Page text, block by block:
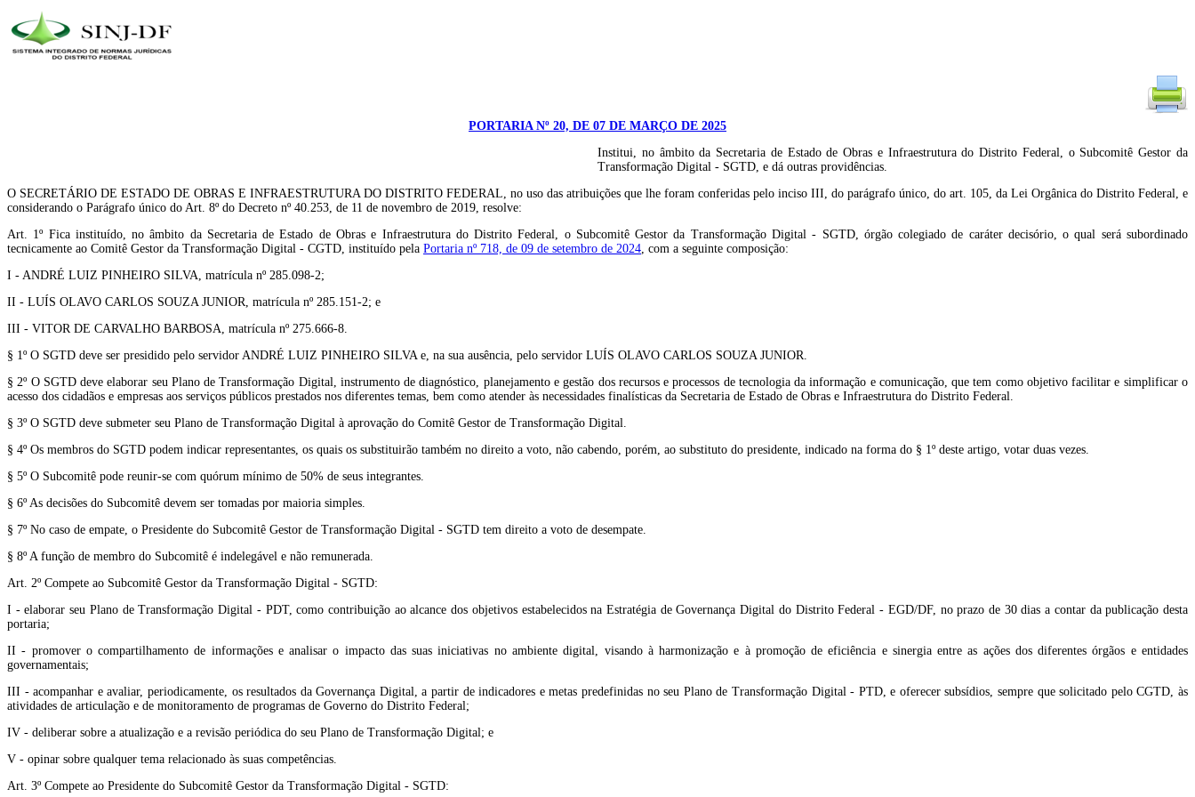
PORTARIA Nº 20, DE 07 DE MARÇO DE 2025
Institui, no âmbito da Secretaria de Estado de Obras e Infraestrutura do Distrito Federal, o Subcomitê Gestor da
Transformação Digital - SGTD, e dá outras providências.
O SECRETÁRIO DE ESTADO DE OBRAS E INFRAESTRUTURA DO DISTRITO FEDERAL, no uso das atribuições que lhe foram conferidas pelo inciso III, do parágrafo único, do art. 105, da Lei Orgânica do Distrito Federal, e
considerando o Parágrafo único do Art. 8º do Decreto nº 40.253, de 11 de novembro de 2019, resolve:
Art. 1º Fica instituído, no âmbito da Secretaria de Estado de Obras e Infraestrutura do Distrito Federal, o Subcomitê Gestor da Transformação Digital - SGTD, órgão colegiado de caráter decisório, o qual será subordinado
tecnicamente ao Comitê Gestor da Transformação Digital - CGTD, instituído pela Portaria nº 718, de 09 de setembro de 2024, com a seguinte composição:
I - ANDRÉ LUIZ PINHEIRO SILVA, matrícula nº 285.098-2;
II - LUÍS OLAVO CARLOS SOUZA JUNIOR, matrícula nº 285.151-2; e
III - VITOR DE CARVALHO BARBOSA, matrícula nº 275.666-8.
§ 1º O SGTD deve ser presidido pelo servidor ANDRÉ LUIZ PINHEIRO SILVA e, na sua ausência, pelo servidor LUÍS OLAVO CARLOS SOUZA JUNIOR.
§ 2º O SGTD deve elaborar seu Plano de Transformação Digital, instrumento de diagnóstico, planejamento e gestão dos recursos e processos de tecnologia da informação e comunicação, que tem como objetivo facilitar e simplificar o
acesso dos cidadãos e empresas aos serviços públicos prestados nos diferentes temas, bem como atender às necessidades finalísticas da Secretaria de Estado de Obras e Infraestrutura do Distrito Federal.
§ 3º O SGTD deve submeter seu Plano de Transformação Digital à aprovação do Comitê Gestor de Transformação Digital.
§ 4º Os membros do SGTD podem indicar representantes, os quais os substituirão também no direito a voto, não cabendo, porém, ao substituto do presidente, indicado na forma do § 1º deste artigo, votar duas vezes.
§ 5º O Subcomitê pode reunir-se com quórum mínimo de 50% de seus integrantes.
§ 6º As decisões do Subcomitê devem ser tomadas por maioria simples.
§ 7º No caso de empate, o Presidente do Subcomitê Gestor de Transformação Digital - SGTD tem direito a voto de desempate.
§ 8º A função de membro do Subcomitê é indelegável e não remunerada.
Art. 2º Compete ao Subcomitê Gestor da Transformação Digital - SGTD:
I - elaborar seu Plano de Transformação Digital - PDT, como contribuição ao alcance dos objetivos estabelecidos na Estratégia de Governança Digital do Distrito Federal - EGD/DF, no prazo de 30 dias a contar da publicação desta
portaria;
II - promover o compartilhamento de informações e analisar o impacto das suas iniciativas no ambiente digital, visando à harmonização e à promoção de eficiência e sinergia entre as ações dos diferentes órgãos e entidades
governamentais;
III - acompanhar e avaliar, periodicamente, os resultados da Governança Digital, a partir de indicadores e metas predefinidas no seu Plano de Transformação Digital - PTD, e oferecer subsídios, sempre que solicitado pelo CGTD, às
atividades de articulação e de monitoramento de programas de Governo do Distrito Federal;
IV - deliberar sobre a atualização e a revisão periódica do seu Plano de Transformação Digital; e
V - opinar sobre qualquer tema relacionado às suas competências.
Art. 3º Compete ao Presidente do Subcomitê Gestor da Transformação Digital - SGTD: